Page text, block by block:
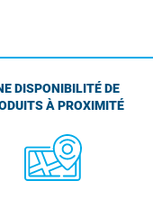
DISPONIBILITÉ DE
À PROXIMITÉ